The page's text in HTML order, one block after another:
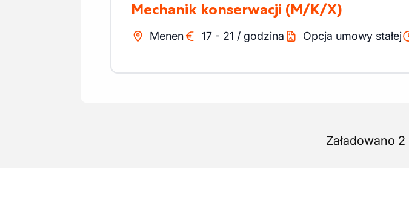
Mechanik konserwacji (M/K/X)
Menen 17 - 21 / godzina Opcja umowy stałej
Załadowano